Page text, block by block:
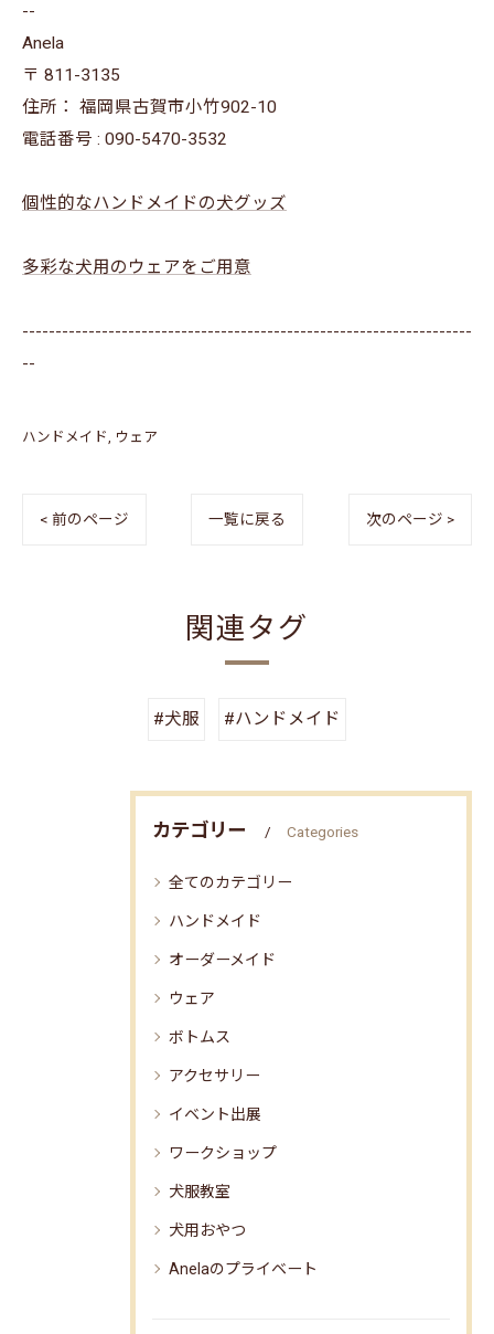
--
Anela
〒 811-3135
住所： 福岡県古賀市小竹902-10
電話番号 : 090-5470-3532
個性的なハンドメイドの犬グッズ
多彩な犬用のウェアをご用意
--------------------------------------------------------------------
--
ハンドメイド ウェア
< 前のページ 一覧に戻る 次のページ >
関連タグ
#犬服 #ハンドメイド
カテゴリー Categories
全てのカテゴリー
ハンドメイド
オーダーメイド
ウェア
ボトムス
アクセサリー
イベント出展
ワークショップ
犬服教室
犬用おやつ
Anelaのプライベート